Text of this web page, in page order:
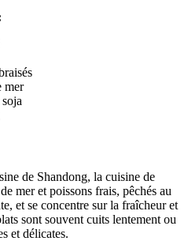
mer
de Shandong, la cuisine de
mer et poissons frais, pêchés au
et se concentre sur la fraîcheur et
sont souvent cuits lentement ou
et délicates.